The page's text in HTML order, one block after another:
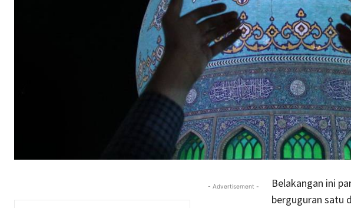
- Advertisement -
Belakangan ini
berguguran satu